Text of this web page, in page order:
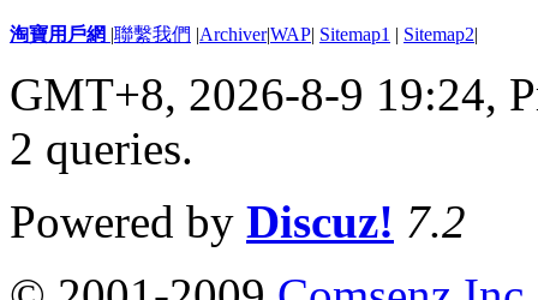
淘寶用戶網 |聯繫我們 |Archiver|WAP| Sitemap1 | Sitemap2|
GMT+8, 2026-8-9 19:24,
2 queries.
Powered by Discuz! 7.2